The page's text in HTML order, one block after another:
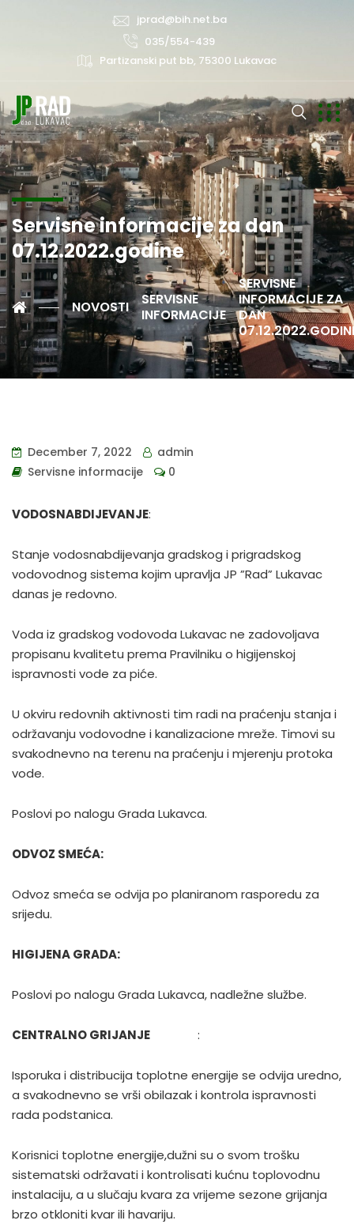
jprad@bih.net.ba
035/554-439
Partizanski put bb, 75300 Lukavac
Servisne informacije za dan
07.12.2022.godine
NOVOSTI
SERVISNE
INFORMACIJE
SERVISNE
INFORMACIJE ZA
DAN
December 7, 2022
admin
Servisne informacije
0
VODOSNABDIJEVANJE:
Stanje vodosnabdijevanja gradskog i prigradskog
vodovodnog sistema kojim upravlja JP ”Rad” Lukavac
danas je redovno.
Voda iz gradskog vodovoda Lukavac ne zadovoljava
propisanu kvalitetu prema Pravilniku o higijenskoj
ispravnosti vode za piće.
U okviru redovnih aktivnosti tim radi na praćenju stanja i
održavanju vodovodne i kanalizacione mreže. Timovi su
svakodnevno na terenu na praćenju i mjerenju protoka
vode.
Poslovi po nalogu Grada Lukavca.
ODVOZ SMEĆA:
Odvoz smeća se odvija po planiranom rasporedu za
srijedu.
HIGIJENA GRADA:
Poslovi po nalogu Grada Lukavca, nadležne službe.
CENTRALNO GRIJANJE :
Isporuka i distribucija toplotne energije se odvija uredno,
a svakodnevno se vrši obilazak i kontrola ispravnosti
rada podstanica.
Korisnici toplotne energije,dužni su o svom trošku
sistematski održavati i kontrolisati kućnu toplovodnu
instalaciju, a u slučaju kvara za vrijeme sezone grijanja
brzo otkloniti kvar ili havariju.